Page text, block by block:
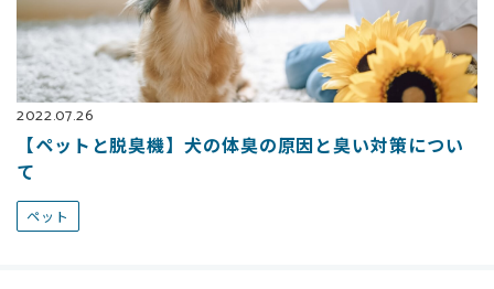
2022.07.26
【ペットと脱臭機】犬の体臭の原因と臭い対策につい
て
ペット